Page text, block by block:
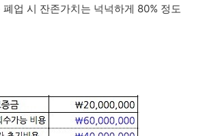
업 시 잔존가치는 넉넉하게 80% 정도